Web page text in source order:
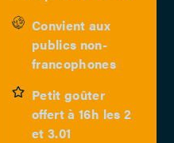
Convient aux
publics non-
francophones
Petit goûter
offert à 16h les 2
et 3.01